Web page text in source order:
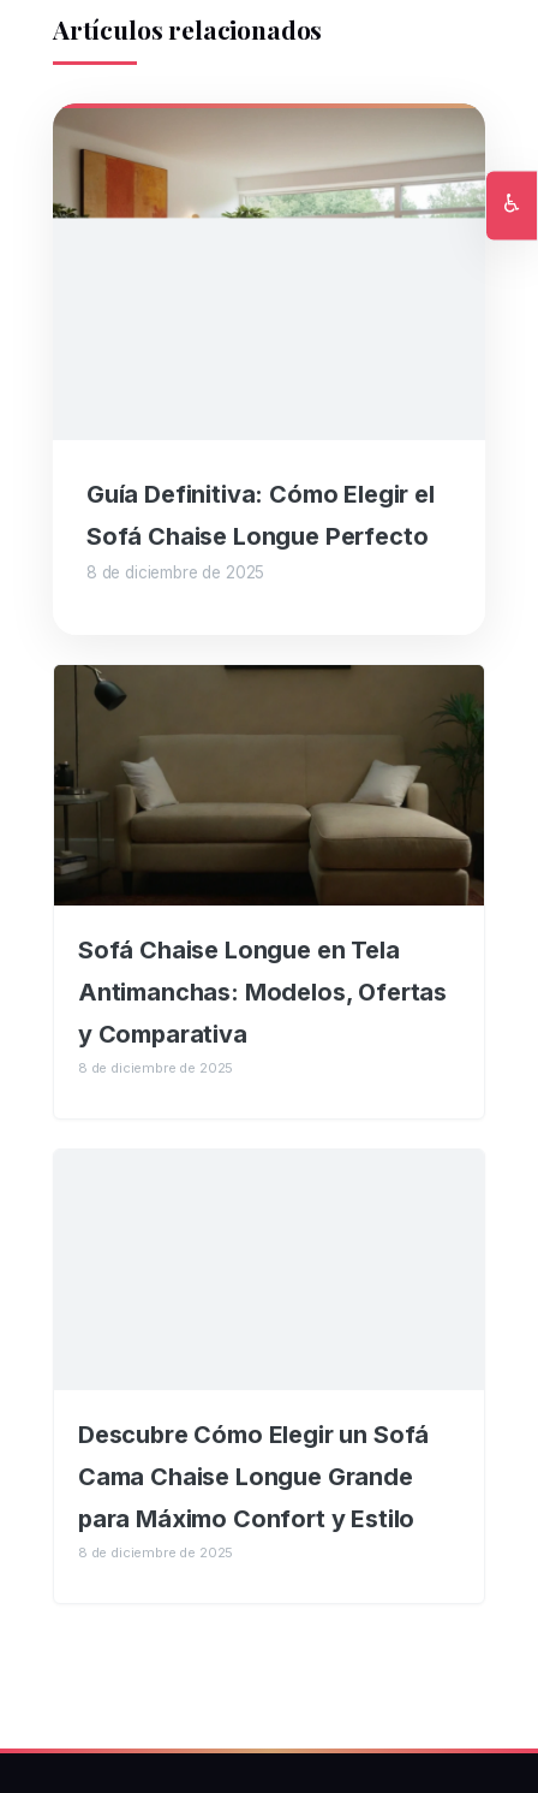
Artículos relacionados
Guía Definitiva: Cómo Elegir el
Sofá Chaise Longue Perfecto
8 de diciembre de 2025
Sofá Chaise Longue en Tela
Antimanchas: Modelos, Ofertas
y Comparativa
8 de diciembre de 2025
Descubre Cómo Elegir un Sofá
Cama Chaise Longue Grande
para Máximo Confort y Estilo
8 de diciembre de 2025
♿